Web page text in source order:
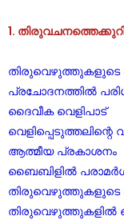
USEFUL LINKS
CONTACT US
1.
തിരുവെഴുത്തുകളുടെ
പ്രചോദനത്തിൽ
ദൈവീക വെളിപാട്
വെളിപ്പെടുത്തലിന്റെ
ആത്മീയ പ്രകാശനം
ബൈബിളിൽ
തിരുവെഴുത്തുകളുടെ
തിരുവെഴുത്തുകളിൽ